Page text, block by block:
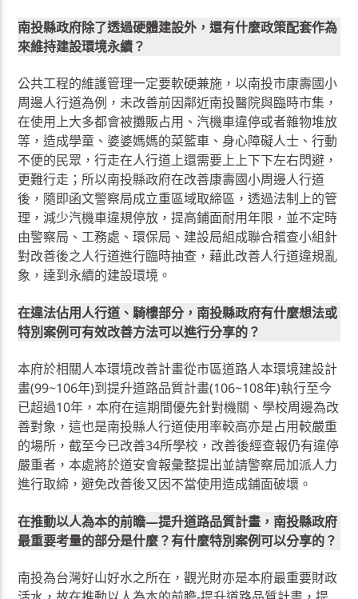
南投縣政府除了透過硬體建設外，還有什麼政策配套作為
來維持建設環境永續？
公共工程的維護管理一定要軟硬兼施，以南投市康壽國小
周邊人行道為例，未改善前因鄰近南投醫院與臨時市集，
在使用上大多都會被攤販占用、汽機車違停或者雜物堆放
等，造成學童、婆婆媽媽的菜籃車、身心障礙人士、行動
不便的民眾，行走在人行道上還需要上上下下左右閃避，
更難行走；所以南投縣政府在改善康壽國小周邊人行道
後，隨即函文警察局成立重區域取締區，透過法制上的管
理，減少汽機車違規停放，提高鋪面耐用年限，並不定時
由警察局、工務處、環保局、建設局組成聯合稽查小組針
對改善後之人行道進行臨時抽查，藉此改善人行道違規亂
象，達到永續的建設環境。
在違法佔用人行道、騎樓部分，南投縣政府有什麼想法或
特別案例可有效改善方法可以進行分享的？
本府於相關人本環境改善計畫從市區道路人本環境建設計
畫(99~106年)到提升道路品質計畫(106~108年)執行至今
已超過10年，本府在這期間優先針對機關、學校周邊為改
善對象，這也是南投縣人行道使用率較高亦是占用較嚴重
的場所，截至今已改善34所學校，改善後經查報仍有違停
嚴重者，本處將於道安會報彙整提出並請警察局加派人力
進行取締，避免改善後又因不當使用造成鋪面破壞。
在推動以人為本的前瞻—提升道路品質計畫，南投縣政府
最重要考量的部分是什麼？有什麼特別案例可以分享的？
南投為台灣好山好水之所在，觀光財亦是本府最重要財政